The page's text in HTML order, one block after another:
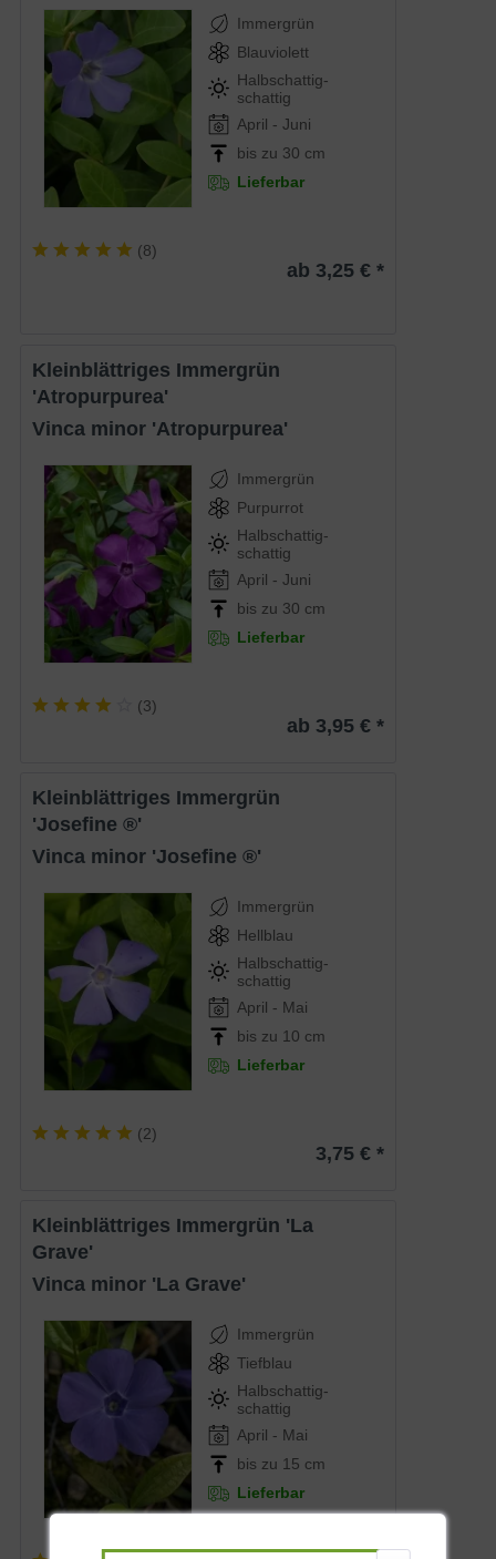
Immergrün
Blauviolett
Halbschattig-
schattig
April - Juni
bis zu 30 cm
Lieferbar
(8)
ab 3,25 € *
Kleinblättriges Immergrün
'Atropurpurea'
Vinca minor 'Atropurpurea'
Immergrün
Purpurrot
Halbschattig-
schattig
April - Juni
bis zu 30 cm
Lieferbar
(3)
ab 3,95 € *
Kleinblättriges Immergrün
'Josefine ®'
Vinca minor 'Josefine ®'
Immergrün
Hellblau
Halbschattig-
schattig
April - Mai
bis zu 10 cm
Lieferbar
(2)
3,75 € *
Kleinblättriges Immergrün 'La
Grave'
Vinca minor 'La Grave'
Immergrün
Tiefblau
Halbschattig-
schattig
April - Mai
bis zu 15 cm
Lieferbar